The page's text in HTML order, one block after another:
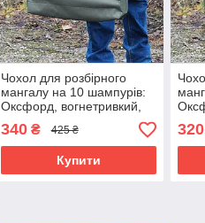
Чохол для розбірного
мангалу на 10 шампурів:
Оксфорд, вогнетривкий,
захист від бруду та вологи
340₴ 425 ₴
Купити
320